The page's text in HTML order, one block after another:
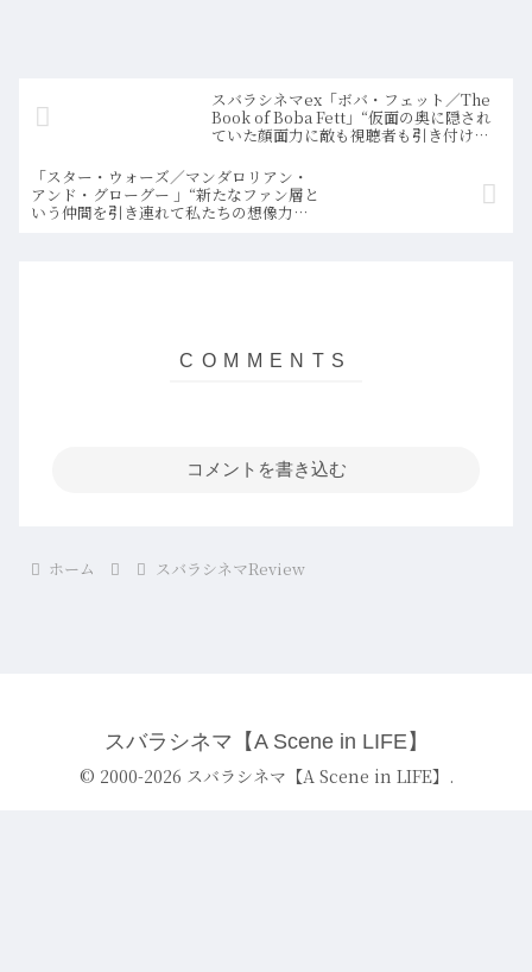
スバラシネマex「ボバ・フェット／The
Book of Boba Fett」“仮面の奥に隠され
ていた顔面力に敵も視聴者も引き付けら
「スター・ウォーズ／マンダロリアン・
アンド・グローグー 」“新たなファン層と
いう仲間を引き連れて私たちの想像力の
コメントを書き込む
ホーム スバラシネマReview
スバラシネマ【A Scene in LIFE】
© 2000-2026 スバラシネマ【A Scene in LIFE】.